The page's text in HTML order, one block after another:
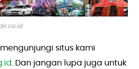
situs kami
. Dan jangan lupa juga untuk